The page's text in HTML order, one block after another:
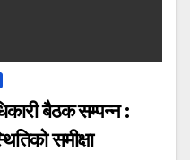
बैठक सम्पन्न :
समीक्षा